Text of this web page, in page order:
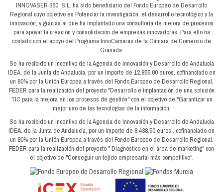
INNOVASER 360, S.L. ha sido beneficiario del Fondo Europeo de Desarrollo
Regional cuyo objetivo es Potenciar la investigación, el desarrollo tecnológico y la
innovación, y gracias al que ha implantado una consultoría de mejora de procesos
para apoyar la creación y consolidación de empresas innovadoras. Para ello ha
contado con el apoyo del Programa InnoCámaras de la Cámara de Comercio de
Granada.
Se ha recibido un incentivo de la Agencia de Innovación y Desarrollo de Andalucía
IDEA, de la Junta de Andalucía, por un importe de 12.855,00 euros, cofinanciado en
un 80% por la Unión Europea a través del Fondo Europeo de Desarrollo Regional,
FEDER para la realización del proyecto "Desarrollo e implantación de una solución
TIC para la mejora en los procesos de gestión" con el objetivo de “Garantizar un
mejor uso de las tecnologías de la información.
Se ha recibido un incentivo de la Agencia de Innovación y Desarrollo de Andalucía
IDEA, de la Junta de Andalucía, por un importe de 8.438,50 euros , cofinanciado en
un 80% por la Unión Europea a través del Fondo Europeo de Desarrollo Regional,
FEDER para la realización del proyecto " Diagnóstico en el área de marketing" con
el objetivo de "Conseguir un tejido empresarial más competitivo".